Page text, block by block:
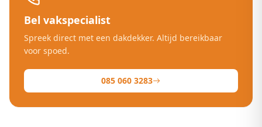
Bel vakspecialist
Spreek direct met een dakdekker. Altijd bereikbaar
voor spoed.
085 060 3283